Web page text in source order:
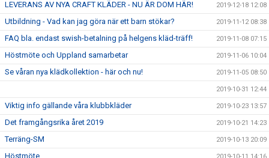
LEVERANS AV NYA CRAFT KLÄDER - NU ÄR DOM HÄR! 2019-12-18 12:08
Utbildning - Vad kan jag göra när ett barn stökar? 2019-11-12 08:38
FAQ bla. endast swish-betalning på helgens kläd-träff! 2019-11-08 07:15
Höstmöte och Uppland samarbetar 2019-11-06 10:04
Se våran nya klädkollektion - här och nu! 2019-11-05 08:50
2019-10-31 12:44
Viktig info gällande våra klubbkläder 2019-10-23 13:57
Det framgångsrika året 2019 2019-10-21 14:23
Terräng-SM 2019-10-13 20:09
Höstmöte